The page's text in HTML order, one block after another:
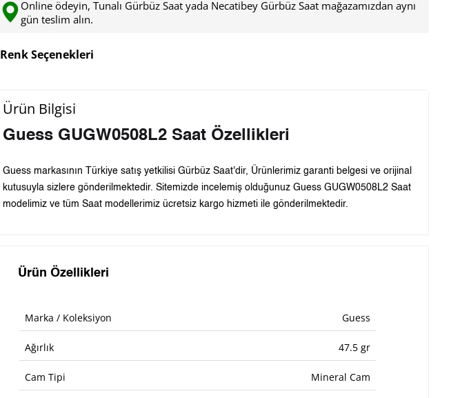
Online ödeyin, Tunalı Gürbüz Saat yada Necatibey Gürbüz Saat mağazamızdan aynı
gün teslim alın.
Renk Seçenekleri
Ürün Bilgisi
Guess GUGW0508L2 Saat Özellikleri
Guess markasının Türkiye satış yetkilisi Gürbüz Saat'dir, Ürünlerimiz garanti belgesi ve orijinal
kutusuyla sizlere gönderilmektedir. Sitemizde incelemiş olduğunuz Guess GUGW0508L2 Saat
modelimiz ve tüm Saat modellerimiz ücretsiz kargo hizmeti ile gönderilmektedir.
Ürün Özellikleri
Marka / Koleksiyon Guess
Ağırlık 47.5 gr
Cam Tipi Mineral Cam